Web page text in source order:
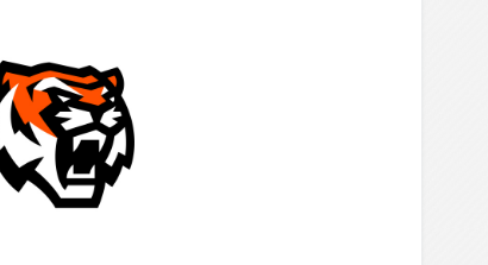
Амурские
Тигры